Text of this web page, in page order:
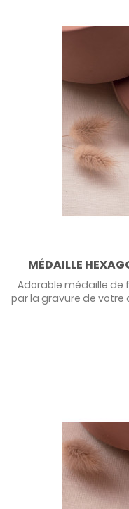
MÉDAILLE
Adorable médaille de
par la gravure de votre